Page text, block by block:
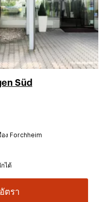
Süd
อง Forchheim
กได้
ตรา